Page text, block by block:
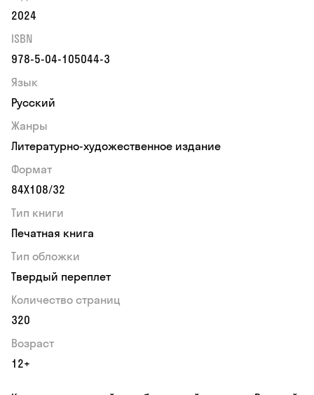
2024
ISBN
978-5-04-105044-3
Язык
Русский
Жанры
Литературно-художественное издание
Формат
84Х108/32
Тип книги
Печатная книга
Тип обложки
Твердый переплет
Количество страниц
320
Возраст
12+